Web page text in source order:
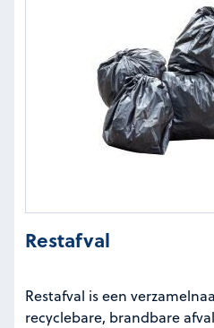
Restafval
Restafval is een
recyclebare, brandbare